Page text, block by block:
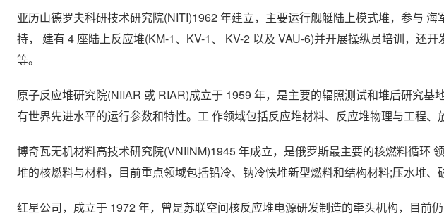
亚历山德罗夫科研技术研究院(NITI)1962 年建立，主要运行舰艇陆上模式堆，参与
持， 建有 4 座陆上反应堆(KM-1、KV-1、 KV-2 以及 VAU-6)并开展操纵员培训，还
等。
原子反应堆研究院(NIIAR 或 RIAR)成立于 1959 年，是主要的辐照测试和堆后研究基
有世界先进水平的运行参数和特性。工 作领域包括反应堆材料、反应堆物理与工程、
博奇瓦无机材料高技术研究院(VNIINM)1945 年成立，是俄罗斯最主要的核燃料循环
堆的核燃料与材料，目前重点领域包括铅冷、钠冷快堆新型燃料和结构材料;压水堆、
红星公司，成立于 1972 年，曾是苏联空间核反应堆电源研发制造的牵头机构，目前